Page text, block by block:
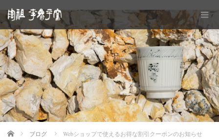
Home ブログ Webショップで使えるお得な割引クーポンのお知らせ